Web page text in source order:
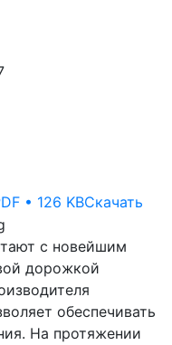
• 126 KBСкачать
с новейшим
дорожкой
обеспечивать
На протяжении